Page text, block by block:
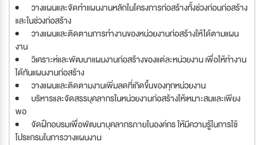
วางแผนและจัดทำแผนงานหลักในโครงการก่อสร้างทั้งช่วงก่อนก่อสร้าง
และในช่วงก่อสร้าง
วางแผนและติดตามการทำงานของหน่วยงานก่อสร้างให้ได้ตามแผน
งาน
วิเคราะห์และพัฒนาแผนงานก่อสร้างของแต่ละหน่วยงาน เพื่อให้ทำงาน
ได้ทันแผนงานก่อสร้าง
วางแผนและติดตามงานเพิ่มลดที่เกิดขึ้นของทุกหน่วยงาน
บริหารและจัดสรรบุคลากรในหน่วยงานก่อสร้างให้เหมาะสมและเพียง
พอ
จัดฝึกอบรมเพื่อพัฒนาบุคลากรภายในองค์กร ให้มีความรู้ในการใช้
โปรแกรมในการวางแผนงาน